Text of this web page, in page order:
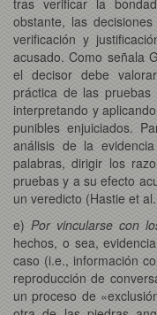
obstante, las
verificación y
acusado. Como señala
el decisor debe
práctica de las pruebas
interpretando y
punibles enjuiciados.
análisis de la
palabras, dirigir los
pruebas y a su efecto
un veredicto (Hastie et
e) Por vincularse con
hechos, o sea,
caso (i.e., información
reproducción de
un proceso de